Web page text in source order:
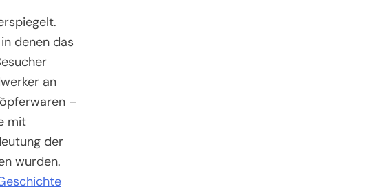
denen das
an
–
mit
der
wurden.